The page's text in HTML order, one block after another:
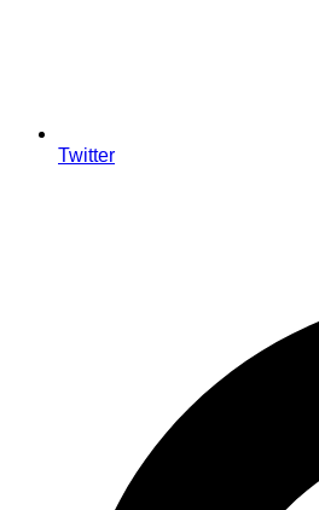
Twitter